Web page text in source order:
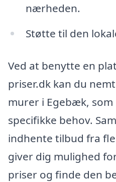
nærheden.
Støtte til den
Ved at benytte en
priser.dk kan du
murer i Egebæk,
specifikke behov.
indhente tilbud fra
giver dig mulighed
priser og finde den